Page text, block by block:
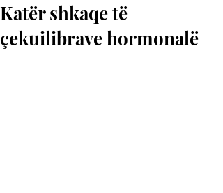
Katër shkaqe të
çekuilibrave hormonalë